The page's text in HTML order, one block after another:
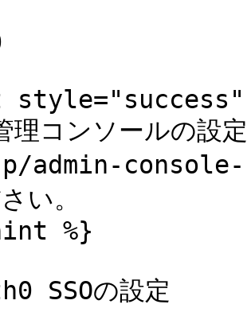
style="success"
理コンソールの
admin-console-
い。
%}
SSOの設定